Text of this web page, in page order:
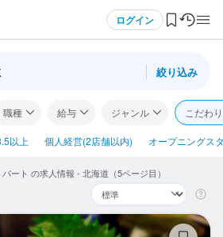
ログイン
ン・無料会員登録 絞り込み
職種 給与 ジャンル こだわ
以上 個人経営(2店舗以内) オープニングス
ート の求人情報 - 北海道（5ページ目）